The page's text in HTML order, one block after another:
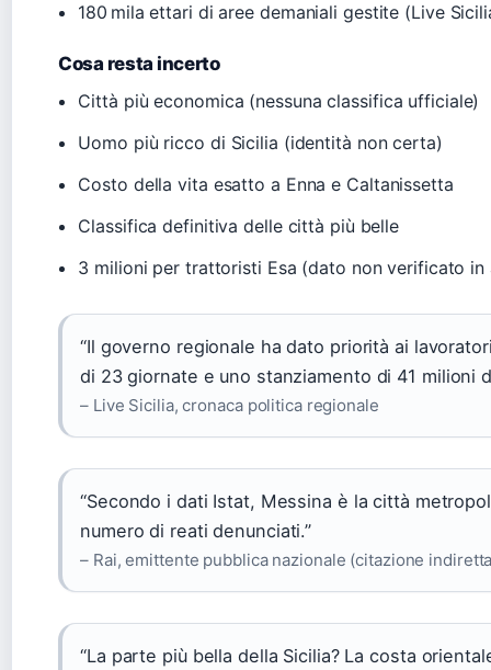
180 mila ettari di aree demaniali gestite (Live
Cosa resta incerto
Città più economica (nessuna classifica ufficiale)
Uomo più ricco di Sicilia (identità non certa)
Costo della vita esatto a Enna e Caltanissetta
Classifica definitiva delle città più belle
3 milioni per trattoristi Esa (dato non verificato
“Il governo regionale ha dato priorità ai
di 23 giornate e uno stanziamento di 41 milioni
– Live Sicilia, cronaca politica regionale
“Secondo i dati Istat, Messina è la città
numero di reati denunciati.”
– Rai, emittente pubblica nazionale (citazione
“La parte più bella della Sicilia? La costa